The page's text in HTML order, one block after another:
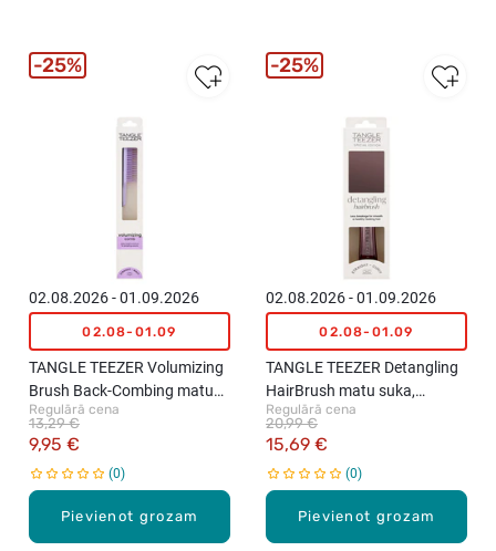
Pievienot grozam
02.08.2026 - 01.09.2026
02.08-01.09
TANGLE TEEZER Volumizing
Brush Back-Combing matu
ķemme, Black/Lilac
Regulārā cena
9,95 €
13,29 €
0
25%
Pievienot grozam
02.08.2026 - 01.09.2026
02.08-01.09
TANGLE TEEZER Detangling
HairBrush matu suka,
Midnight Silver
Regulārā cena
15,69 €
20,99 €
0
25%